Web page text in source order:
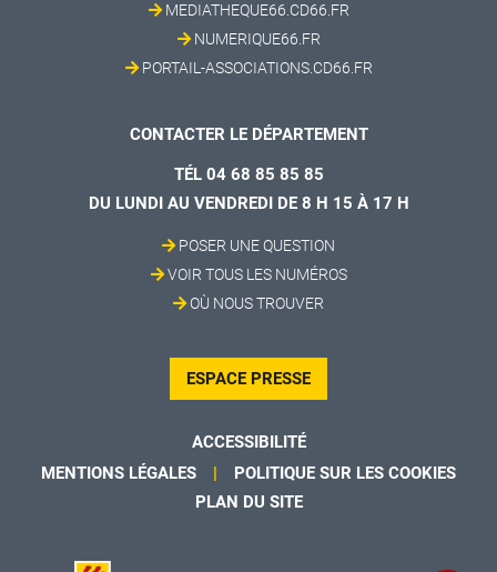
MEDIATHEQUE66.CD66.FR
NUMERIQUE66.FR
PORTAIL-ASSOCIATIONS.CD66.FR
CONTACTER LE DÉPARTEMENT
TÉL 04 68 85 85 85
DU LUNDI AU VENDREDI DE 8 H 15 À 17 H
POSER UNE QUESTION
VOIR TOUS LES NUMÉROS
OÙ NOUS TROUVER
ESPACE PRESSE
ACCESSIBILITÉ
MENTIONS LÉGALES
POLITIQUE SUR LES COOKIES
PLAN DU SITE